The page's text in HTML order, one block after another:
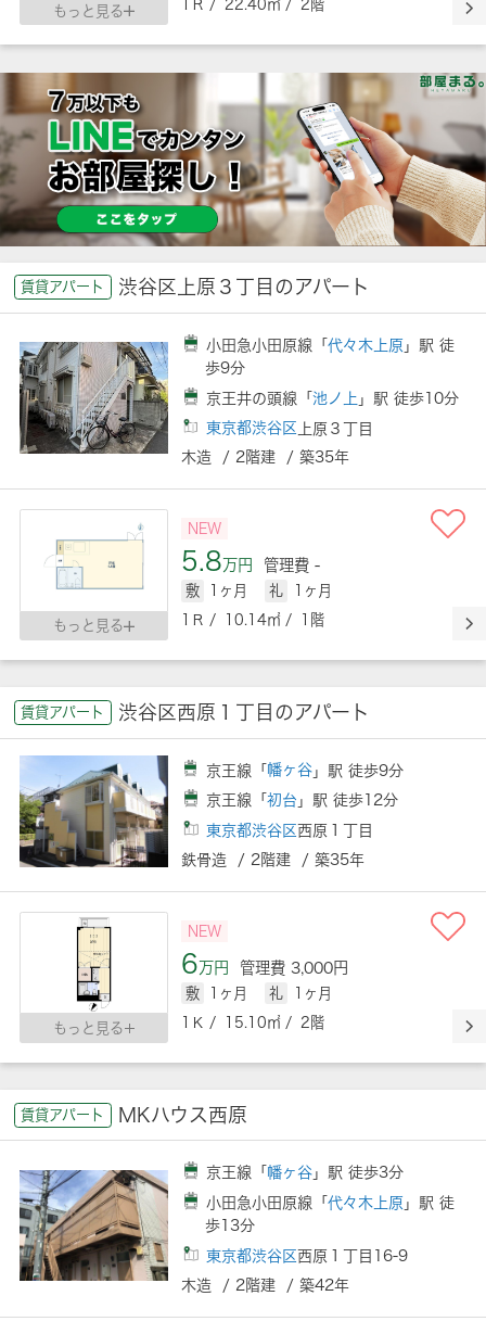
もっと見る 1Ｒ / 22.40㎡ / 2階
賃貸アパート 渋谷区上原３丁目のアパート
小田急小田原線「代々木上原 」駅 徒
歩9分
京王井の頭線「池ノ上 」駅 徒歩10分
東京都渋谷区
上原３丁目
木造 / 2階建 / 築35年
もっと見る
NEW
5.8万円 管理費 -
敷 1ヶ月 礼
1ヶ月
1Ｒ / 10.14㎡ / 1階
賃貸アパート 渋谷区西原１丁目のアパート
京王線「 幡ヶ谷 」駅 徒歩9分
京王線「初台 」駅 徒歩12分
東京都渋谷区 西原１丁目
鉄骨造 / 2階建 / 築35年
もっと見る
NEW
6万円 管理費 3,000円
敷 1ヶ月 礼
1ヶ月
1Ｋ / 15.10㎡ / 2階
賃貸アパート MKハウス西原
京王線「 幡ヶ谷 」駅 徒歩3分
小田急小田原線「代々木上原 」駅 徒
歩13分
東京都渋谷区西原１丁目16-9
木造 / 2階建 / 築42年